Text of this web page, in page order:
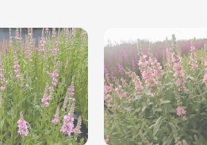
Azalky a rododendrony